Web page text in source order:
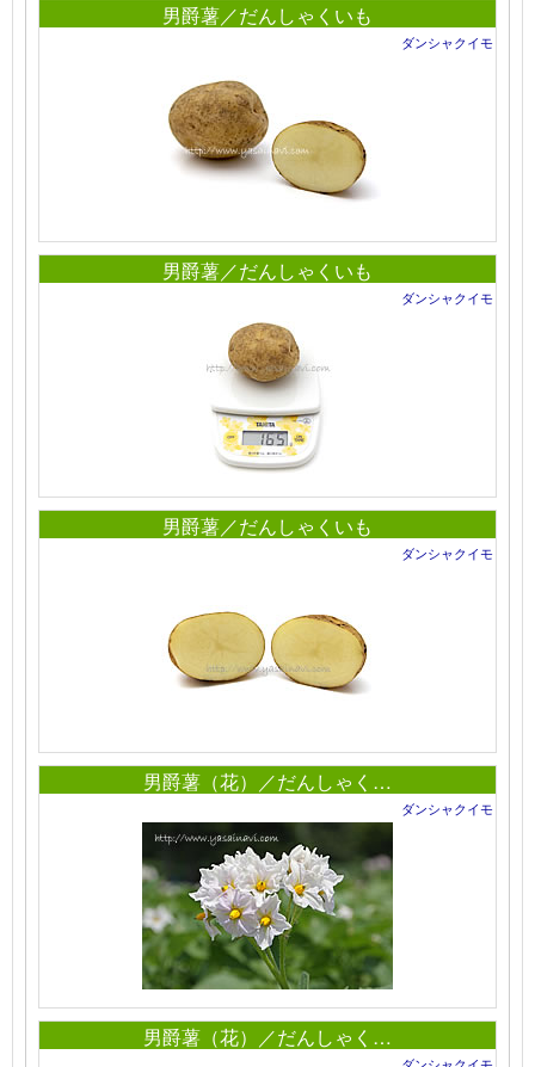
男爵薯／だんしゃくいも
ダンシャクイモ
男爵薯／だんしゃくいも
ダンシャクイモ
男爵薯／だんしゃくいも
ダンシャクイモ
男爵薯（花）／だんしゃく…
ダンシャクイモ
男爵薯（花）／だんしゃく…